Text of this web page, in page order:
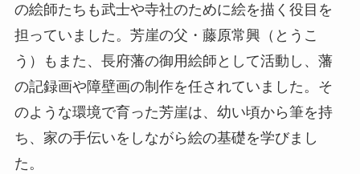
の絵師たちも武士や寺社のために絵を描く役目を
担っていました。芳崖の父・藤原常興（とうこ
う）もまた、長府藩の御用絵師として活動し、藩
の記録画や障壁画の制作を任されていました。そ
のような環境で育った芳崖は、幼い頃から筆を持
ち、家の手伝いをしながら絵の基礎を学びまし
た。